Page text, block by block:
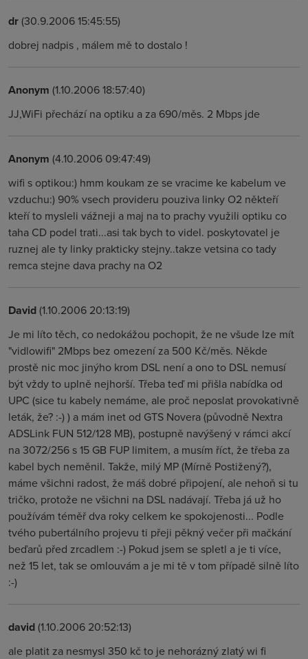
dr(30.9.2006 15:45:55)
dobrej nadpis , málem mě to dostalo !
Anonym (1.10.2006 18:57:40)
JJ,WiFi přechází na optiku a za 690/měs. 2 Mbps jde
Anonym (4.10.2006 09:47:49)
wifi s optikou:) hmm koukam ze se vracime ke kabelum ve
vzduchu:) 90% vsech provideru pouziva linky O2 někteří
kteří to mysleli vážneji a maj na to prachy využili optiku co
taha CD podel trati...asi tak bych to videl. poskytovatel je
ruznej ale ty linky prakticky stejny..takze vetsina co tady
remca stejne dava prachy na O2
David(1.10.2006 20:13:19)
Je mi líto těch, co nedokážou pochopit, že ne všude lze mít
"vidlowifi" 2Mbps bez omezení za 500 Kč/měs. Někde
prostě nic moc jinýho krom DSL není a ono to DSL nemusí
být vždy to uplně nejhorší. Třeba teď mi přišla nabídka od
UPC (sice tu kabely nemáme, ale proč neposlat provokativně
leták, že? :-) ) a mám inet od GTS Novera (původně Nextra
ADSLink FUN 512/128 MB), postupně navýšený v rámci akcí
na 3072/256 s 15 GB FUP limitem, a musím říct, že třeba za
kabel bych neměnil. Takže, milý MP (Mírně Postižený?),
máme všichni radost, že máš dobré připojení, ale nehoň si tu
tričko, protože ne všichni na DSL nadávají. Třeba já už ho
používám téměř dva roky celkem ke spokojenosti... Podle
tvého pubertálního projevu ti přeji pěkný večer při mačkání
beďarů před zrcadlem :-) Pokud jsem se spletl a je ti více,
než 15 let, tak se omlouvám a je mi tě v tom případě silně líto
:-)
david(1.10.2006 20:52:13)
ale platit za nesmysl 350 kč to je nehorázný zlatý wi fi